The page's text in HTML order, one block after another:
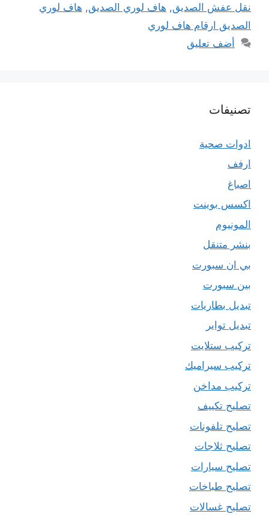
نقل عفش الصديق, هاف لوري الصديق, هاف لوري
الصديق ارقام هاف لوري
أضف تعليق
تصنيفات
ادوات صحية
ارفف
اصباغ
اكسس بوينت
المونيوم
بنشر متنقل
بي ان سبورت
بين سبورت
تبديل بطاريات
تبديل تواير
تركيب ستلايت
تركيب سيراميك
تركيب مداخن
تصليح تكييف
تصليح تلفونات
تصليح ثلاجات
تصليح سيارات
تصليح طباخات
تصليح غسالات